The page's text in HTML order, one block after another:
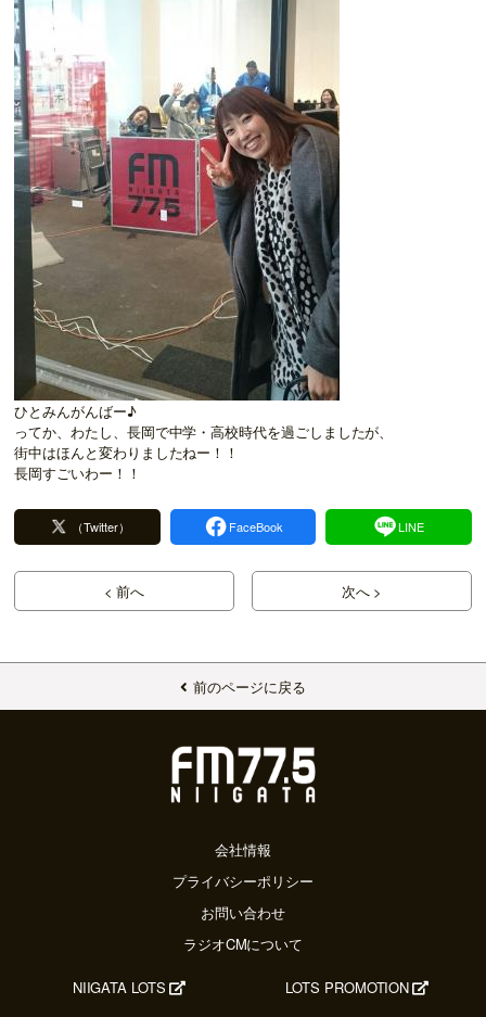
ひとみんがんばー♪
ってか、わたし、長岡で中学・高校時代を過ごしましたが、
街中はほんと変わりましたねー！！
長岡すごいわー！！
（Twitter） FaceBook LINE
< 前へ 次へ >
前のページに戻る
会社情報
プライバシーポリシー
お問い合わせ
ラジオCMについて
NIIGATA LOTS LOTS PROMOTION